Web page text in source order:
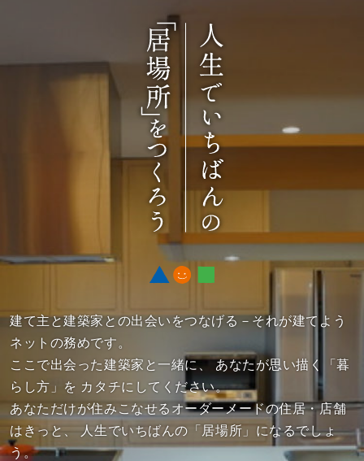
建て主と建築家との出会いをつなげる－それが建てよう
ネットの務めです。
ここで出会った建築家と一緒に、
あなたが思い描く「暮
らし方」を カタチにしてください。
あなただけが住みこなせるオーダーメードの住居・店舗
はきっと、
人生でいちばんの「居場所」になるでしょ
う。